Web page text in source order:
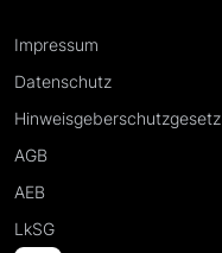
Impressum
Datenschutz
Hinweisgeberschutzgesetz
AGB
AEB
LkSG